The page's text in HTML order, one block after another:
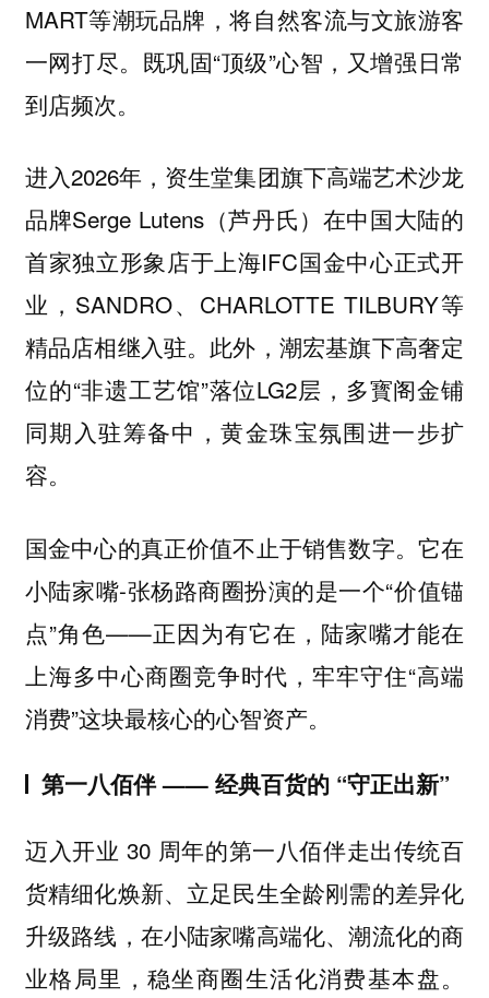
MART等潮玩品牌，将自然客流与文旅游客
一网打尽。既巩固“顶级”心智，又增强日常
到店频次。
进入2026年，资生堂集团旗下高端艺术沙龙
品牌Serge Lutens（芦丹氏）在中国大陆的
首家独立形象店于上海IFC国金中心正式开
业，SANDRO、CHARLOTTE TILBURY等
精品店相继入驻。此外，潮宏基旗下高奢定
位的“非遗工艺馆”落位LG2层，多寳阁金铺
同期入驻筹备中，黄金珠宝氛围进一步扩
容。
国金中心的真正价值不止于销售数字。它在
小陆家嘴-张杨路商圈扮演的是一个“价值锚
点”角色——正因为有它在，陆家嘴才能在
上海多中心商圈竞争时代，牢牢守住“高端
消费”这块最核心的心智资产。
第一八佰伴 —— 经典百货的 “守正出新”
迈入开业 30 周年的第一八佰伴走出传统百
货精细化焕新、立足民生全龄刚需的差异化
升级路线，在小陆家嘴高端化、潮流化的商
业格局里，稳坐商圈生活化消费基本盘。